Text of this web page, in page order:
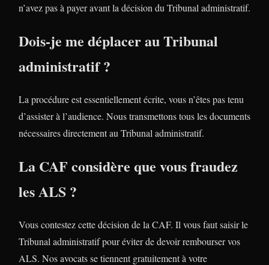
n’avez pas à payer avant la décision du Tribunal administratif.
Dois-je me déplacer au Tribunal
administratif ?
La procédure est essentiellement écrite, vous n’êtes pas tenu
d’assister à l’audience. Nous transmettons tous les documents
nécessaires directement au Tribunal administratif.
La CAF considère que vous fraudez
les ALS ?
Vous contestez cette décision de la CAF. Il vous faut saisir le
Tribunal administratif pour éviter de devoir rembourser vos
ALS. Nos avocats se tiennent gratuitement à votre